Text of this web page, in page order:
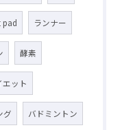
pad ランナー
酵素
エット
グ バドミントン